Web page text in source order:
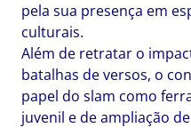
pela sua presença em
culturais.
Além de retratar o
batalhas de versos, o
papel do slam como
juvenil e de ampliação